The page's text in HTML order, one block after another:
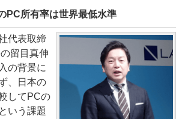
PC所有率は世界最低水準
代表取締
留目真伸
の背景に
、日本の
してPCの
いう課題